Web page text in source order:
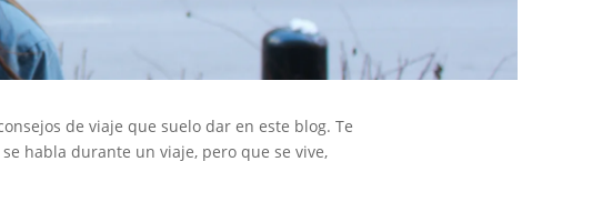
de viaje que suelo dar en este blog. Te
habla durante un viaje, pero que se vive,